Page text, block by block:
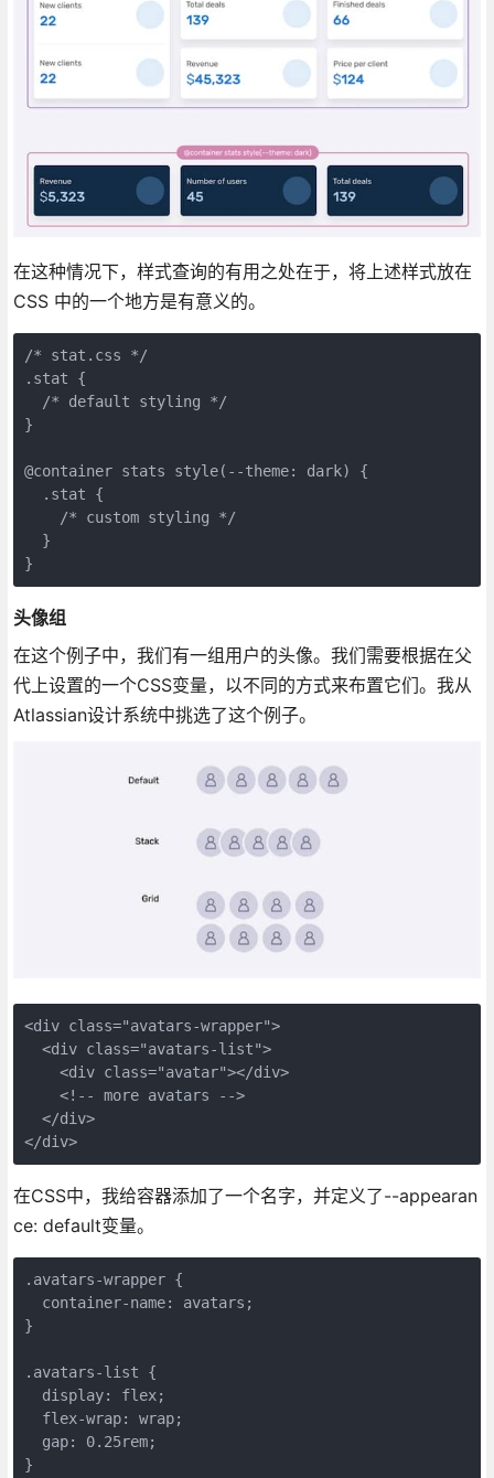
在这种情况下，样式查询的有用之处在于，将上述样式放在
CSS 中的一个地方是有意义的。
/* stat.css */
.stat {
  /* default styling */
}
@container stats style(--theme: dark) {
  .stat {
    /* custom styling */
  }
}
头像组
在这个例子中，我们有一组用户的头像。我们需要根据在父
代上设置的一个CSS变量，以不同的方式来布置它们。我从
Atlassian设计系统中挑选了这个例子。
<div class="avatars-wrapper">
  <div class="avatars-list">
    <div class="avatar"></div>
    <!-- more avatars -->
  </div>
</div>
在CSS中，我给容器添加了一个名字，并定义了--appearan
ce: default变量。
.avatars-wrapper {
  container-name: avatars;
}
.avatars-list {
  display: flex;
  flex-wrap: wrap;
  gap: 0.25rem;
}